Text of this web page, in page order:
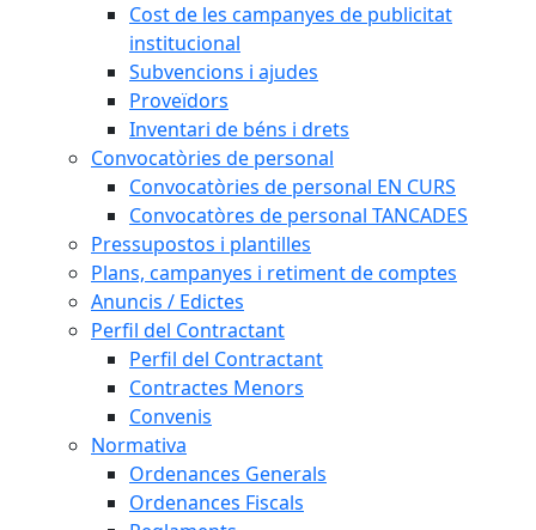
Cost de les campanyes de publicitat
institucional
Subvencions i ajudes
Proveïdors
Inventari de béns i drets
Convocatòries de personal
Convocatòries de personal EN CURS
Convocatòres de personal TANCADES
Pressupostos i plantilles
Plans, campanyes i retiment de comptes
Anuncis / Edictes
Perfil del Contractant
Perfil del Contractant
Contractes Menors
Convenis
Normativa
Ordenances Generals
Ordenances Fiscals